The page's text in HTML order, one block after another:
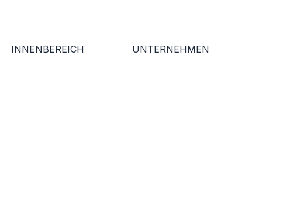
INNENBEREICH UNTERNEHMEN